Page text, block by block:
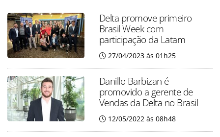
Delta promove primeiro
Brasil Week com
participação da Latam
27/04/2023 às 01h25
Danillo Barbizan é
promovido a gerente de
Vendas da Delta no Brasil
12/05/2022 às 08h48